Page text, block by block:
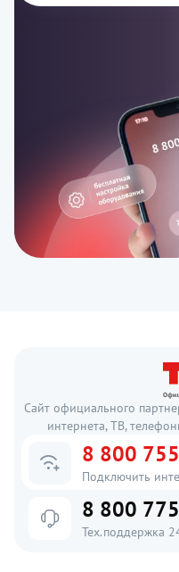
Сайт официального
интернета, ТВ,
8 800
Подключить
8 800
Тех.поддержка